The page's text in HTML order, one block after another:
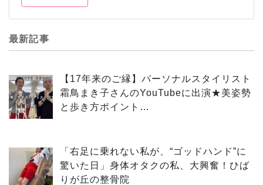
最新記事
【17年来のご縁】パーソナルスタイリスト
霜鳥まき子さんのYouTubeに出演★美姿勢
と歩き方ポイント…
「右足に乗れない私が、“ゴッドハンド”に
驚いた日」身体オタクの私、大興奮！ひば
りが丘の整骨院